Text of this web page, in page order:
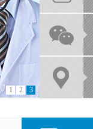
1 2 3